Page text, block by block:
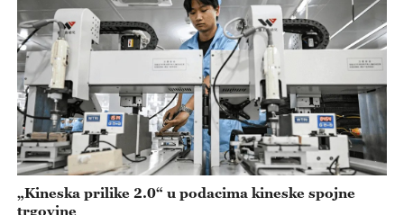
„Kineska prilike 2.0“ u podacima kineske spojne
trgovine